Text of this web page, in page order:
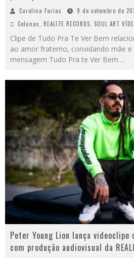
Carolina Farias
9 de setembro de
Colunas
REALI7E RECORDS SOUL ART
Clipe de Tudo Pra Te Ver Bem
ao amor fraterno, convidando mãe e
mensagem Tudo Pra te Ver Bem ...
Peter Young Lion lança videoclipe
com produção audiovisual da